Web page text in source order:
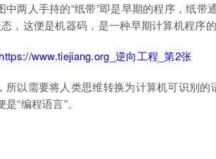
两人手持的“纸带”即是早期的程序，纸带
，这便是机器码，是一种早期计算机程序的
以需要将人类思维转换为计算机可识别的
“编程语言”。